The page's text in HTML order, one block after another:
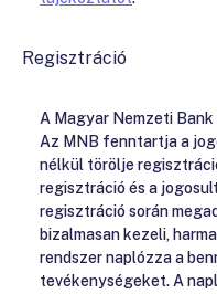
Regisztráció
A Magyar Nemzeti
Az MNB fenntartja a
nélkül törölje
regisztráció és a
regisztráció során
bizalmasan kezeli,
rendszer naplózza a
tevékenységeket. A